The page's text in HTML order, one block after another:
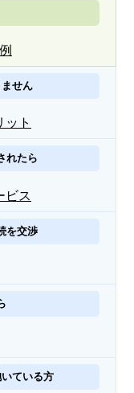
せん
ット
れたら
ビス
を交渉
ている方